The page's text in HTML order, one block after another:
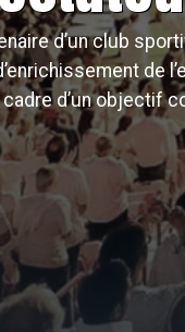
d’un club
de
d’un objectif